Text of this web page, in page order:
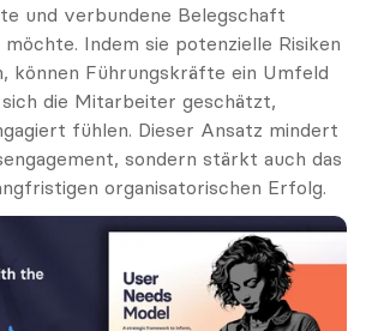
und verbundene Belegschaft
Indem sie potenzielle Risiken
können Führungskräfte ein Umfeld
die Mitarbeiter geschätzt,
fühlen. Dieser Ansatz mindert
sondern stärkt auch das
organisatorischen Erfolg.